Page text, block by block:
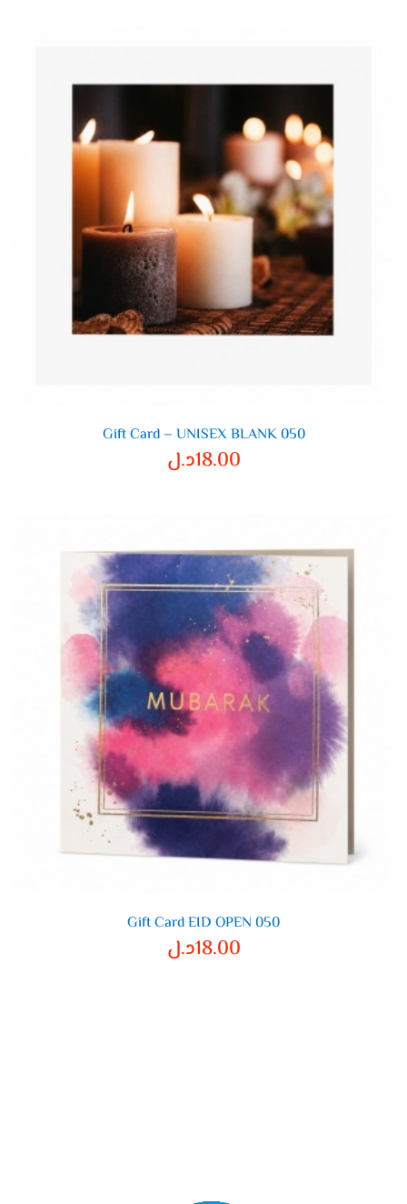
Gift Card – UNISEX BLANK 050
18.00د.ل
Gift Card EID OPEN 050
18.00د.ل